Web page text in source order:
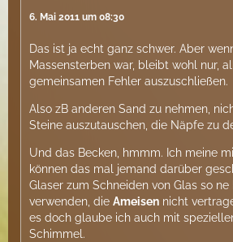
6. Mai 2011 um 08:30
Das ist ja echt ganz schwer. Aber
Massensterben war, bleibt wohl nur,
gemeinsamen Fehler auszuschließen.
Also zB anderen Sand zu nehmen,
Steine auszutauschen, die Näpfe zu
Und das Becken, hmmm. Ich meine
können das mal jemand darüber
Glaser zum Schneiden von Glas so
verwenden, die Ameisen nicht
es doch glaube ich auch mit
Schimmel.